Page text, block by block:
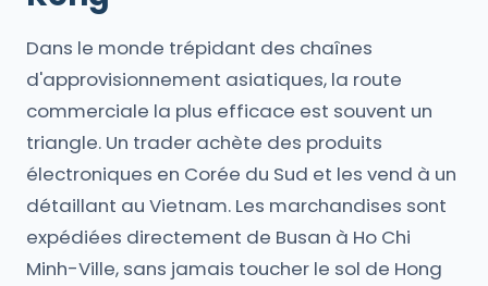
Dans le monde trépidant des chaînes
d'approvisionnement asiatiques, la route
commerciale la plus efficace est souvent un
triangle. Un trader achète des produits
électroniques en Corée du Sud et les vend à un
détaillant au Vietnam. Les marchandises sont
expédiées directement de Busan à Ho Chi
Minh-Ville, sans jamais toucher le sol de Hong